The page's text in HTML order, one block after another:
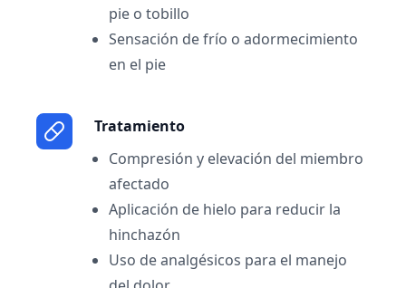
pie o tobillo
Sensación de frío o adormecimiento
en el pie
Tratamiento
Compresión y elevación del miembro
afectado
Aplicación de hielo para reducir la
hinchazón
Uso de analgésicos para el manejo